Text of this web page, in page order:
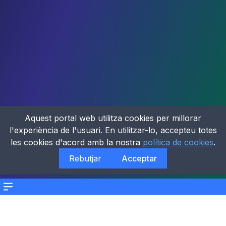
Menu
Aquest portal web utilitza cookies per millorar
l'experiència de l'usuari. En utilitzar-lo, accepteu totes
les cookies d'acord amb la nostra política de cookies.
Rebutjar
Acceptar